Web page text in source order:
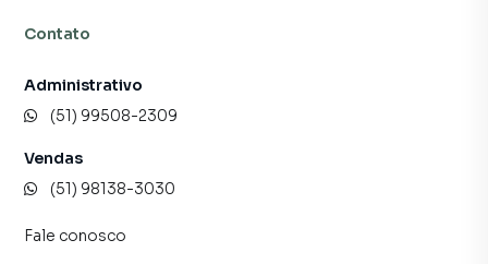
Contato
Administrativo
(51) 99508-2309
Vendas
(51) 98138-3030
Fale conosco